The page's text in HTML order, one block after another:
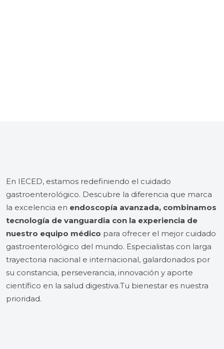
En IECED, estamos redefiniendo el cuidado
gastroenterológico. Descubre la diferencia que marca
la excelencia en endoscopía avanzada, combinamos
tecnología de vanguardia con la experiencia de
nuestro equipo médico para ofrecer el mejor cuidado
gastroenterológico del mundo. Especialistas con larga
trayectoria nacional e internacional, galardonados por
su constancia, perseverancia, innovación y aporte
científico en la salud digestiva.Tu bienestar es nuestra
prioridad.